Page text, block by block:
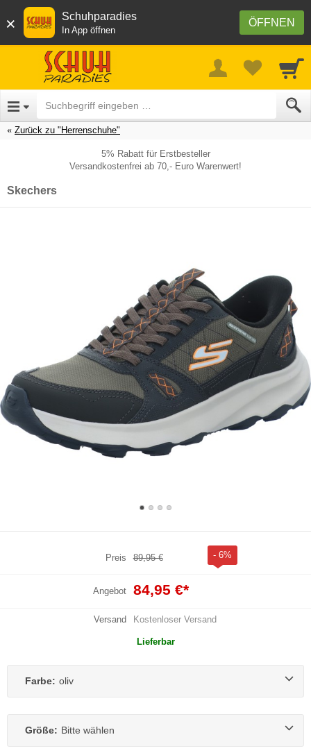
× ÖFFNEN
Schuhparadies
In App öffnen
Zurück zu "Herrenschuhe"
5% Rabatt für Erstbesteller
Versandkostenfrei ab 70,- Euro Warenwert!
Skechers
Preis 89,95 € - 6%
Angebot 84,95 €*
Versand Kostenloser Versand
Lieferbar
Farbe: oliv
Größe: Bitte wählen